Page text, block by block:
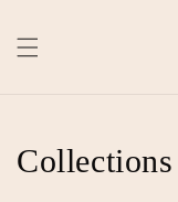
Collections